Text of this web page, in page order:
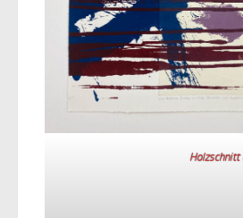
Holzschnitt